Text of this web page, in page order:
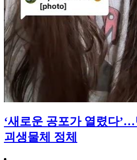
‘새로운 공포가 열렸다
괴생물체 정체